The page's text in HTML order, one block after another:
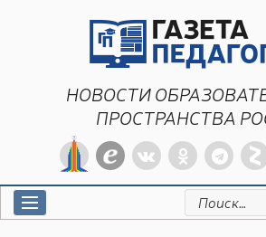
НОВОСТИ
ПРОСТРАНСТВА
Искать: